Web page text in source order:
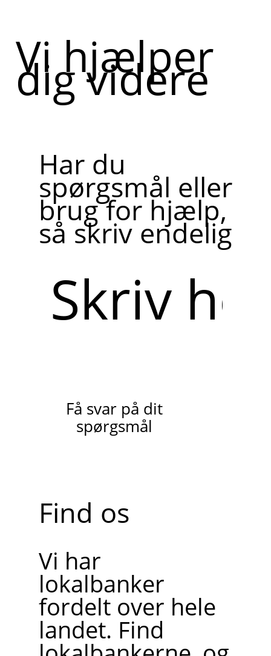
Vi hjælper
dig videre
Har du
spørgsmål eller
brug for hjælp,
så skriv endelig
her
Få svar på dit
spørgsmål
Find os
Vi har
lokalbanker
fordelt over hele
landet. Find